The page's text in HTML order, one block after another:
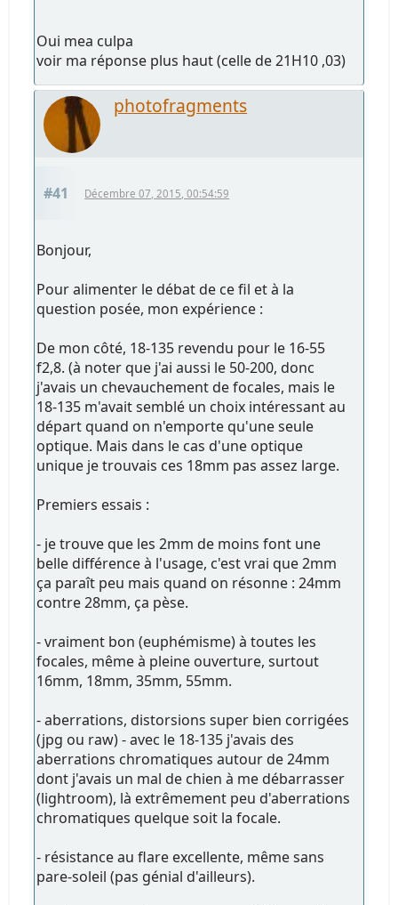
Oui mea culpa
voir ma réponse plus haut (celle de 21H10 ,03)
photofragments
#41 Décembre 07, 2015, 00:54:59
Bonjour,
Pour alimenter le débat de ce fil et à la
question posée, mon expérience :
De mon côté, 18-135 revendu pour le 16-55
f2,8. (à noter que j'ai aussi le 50-200, donc
j'avais un chevauchement de focales, mais le
18-135 m'avait semblé un choix intéressant au
départ quand on n'emporte qu'une seule
optique. Mais dans le cas d'une optique
unique je trouvais ces 18mm pas assez large.
Premiers essais :
- je trouve que les 2mm de moins font une
belle différence à l'usage, c'est vrai que 2mm
ça paraît peu mais quand on résonne : 24mm
contre 28mm, ça pèse.
- vraiment bon (euphémisme) à toutes les
focales, même à pleine ouverture, surtout
16mm, 18mm, 35mm, 55mm.
- aberrations, distorsions super bien corrigées
(jpg ou raw) - avec le 18-135 j'avais des
aberrations chromatiques autour de 24mm
dont j'avais un mal de chien à me débarrasser
(lightroom), là extrêmement peu d'aberrations
chromatiques quelque soit la focale.
- résistance au flare excellente, même sans
pare-soleil (pas génial d'ailleurs).